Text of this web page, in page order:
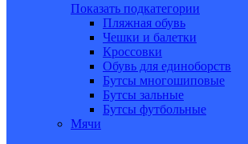
Показать подкатегории
Пляжная обувь
Чешки и балетки
Кроссовки
Обувь для единоборств
Бутсы многошиповые
Бутсы зальные
Бутсы футбольные
Мячи